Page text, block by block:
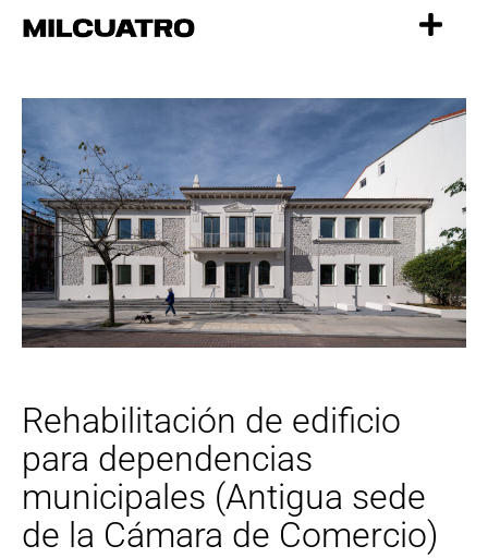
Rehabilitación de edificio
para dependencias
municipales (Antigua sede
de la Cámara de Comercio)